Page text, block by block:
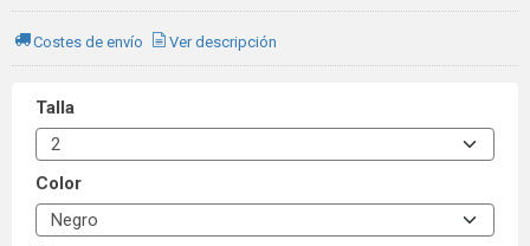
Costes de envío Ver descripción
Talla
Color